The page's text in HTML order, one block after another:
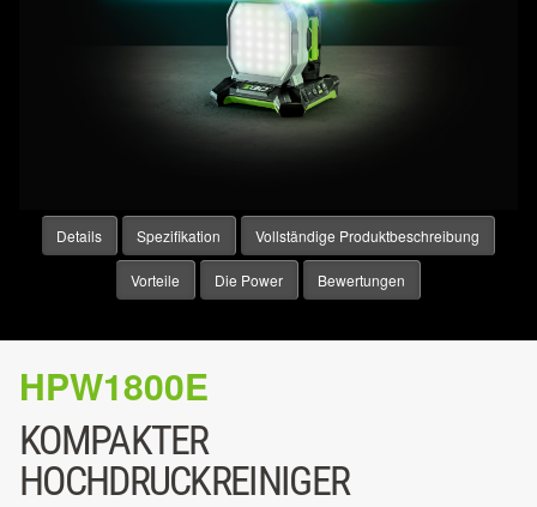
Details Spezifikation Vollständige Produktbeschreibung
Vorteile Die Power Bewertungen
HPW1800E
KOMPAKTER
HOCHDRUCKREINIGER